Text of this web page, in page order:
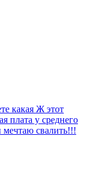
какая Ж этот
плата у среднего
мечтаю свалить!!!